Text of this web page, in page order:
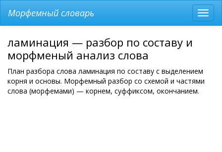
меню
Морфемный словарь
ламинация — разбор по составу и
морфменый анализ слова
План разбора слова ламинация по составу с выделением
корня и основы. Морфемный разбор со схемой и частями
слова (морфемами) — корнем, суффиксом, окончанием.